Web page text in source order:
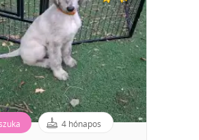
4 hónapos